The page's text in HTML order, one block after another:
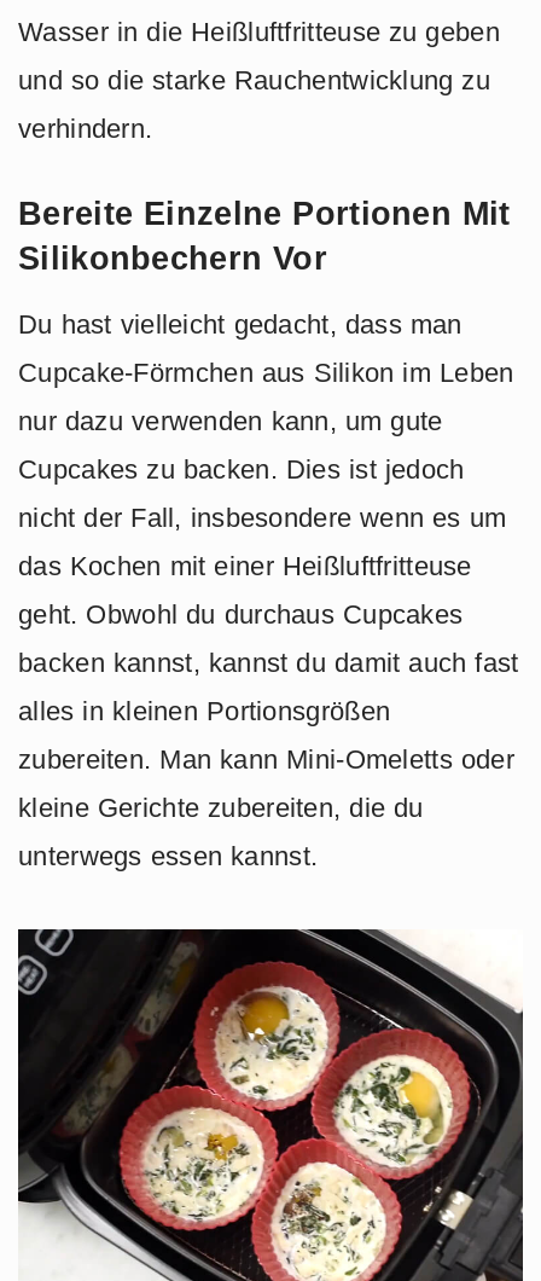
Wasser in die Heißluftfritteuse zu geben
und so die starke Rauchentwicklung zu
verhindern.
Bereite Einzelne Portionen Mit
Silikonbechern Vor
Du hast vielleicht gedacht, dass man
Cupcake-Förmchen aus Silikon im Leben
nur dazu verwenden kann, um gute
Cupcakes zu backen. Dies ist jedoch
nicht der Fall, insbesondere wenn es um
das Kochen mit einer Heißluftfritteuse
geht. Obwohl du durchaus Cupcakes
backen kannst, kannst du damit auch fast
alles in kleinen Portionsgrößen
zubereiten. Man kann Mini-Omeletts oder
kleine Gerichte zubereiten, die du
unterwegs essen kannst.